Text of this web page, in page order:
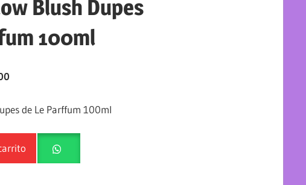
Blush Dupes
100ml
de Le Parffum 100ml